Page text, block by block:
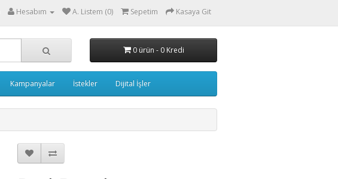
Hesabım A. Listem (0) Sepetim Kasaya Git
0 ürün - 0 Kredi
Kampanyalar İstekler Dijital İşler